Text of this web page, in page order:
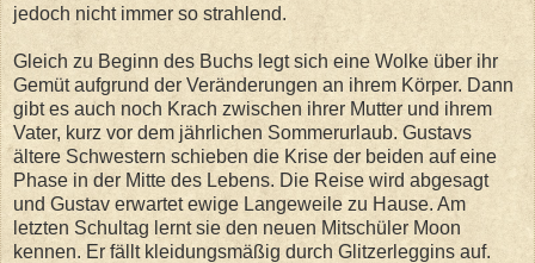
jedoch nicht immer so strahlend.
Gleich zu Beginn des Buchs legt sich eine Wolke über ihr
Gemüt aufgrund der Veränderungen an ihrem Körper. Dann
gibt es auch noch Krach zwischen ihrer Mutter und ihrem
Vater, kurz vor dem jährlichen Sommerurlaub. Gustavs
ältere Schwestern schieben die Krise der beiden auf eine
Phase in der Mitte des Lebens. Die Reise wird abgesagt
und Gustav erwartet ewige Langeweile zu Hause. Am
letzten Schultag lernt sie den neuen Mitschüler Moon
kennen. Er fällt kleidungsmäßig durch Glitzerleggins auf.